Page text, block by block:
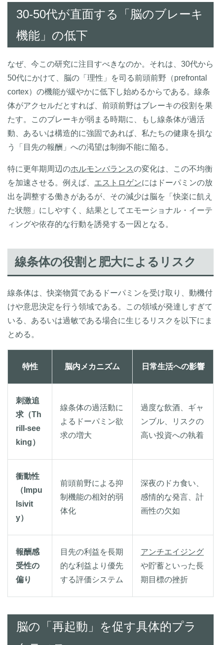
30-50代が直面する「脳のブレーキ
機能」の低下
なぜ、今この研究に注目すべきなのか。それは、30代から
50代にかけて、脳の「理性」を司る前頭前野（prefrontal
cortex）の機能が緩やかに低下し始めるからである。線条
体がアクセルだとすれば、前頭前野はブレーキの役割を果
たす。このブレーキが弱まる時期に、もし線条体が過活
動、あるいは構造的に強固であれば、私たちの健康を損な
う「目先の報酬」への渇望は制御不能に陥る。
特に更年期周辺のホルモンバランスの変化は、この不均衡
を加速させる。例えば、 エストロゲンにはドーパミンの放
出を調整する働きがあるが、その減少は脳を「快楽に飢え
た状態」にしやすく、結果としてエモーショナル・イーテ
ィングや依存的な行動を誘発する一因となる。
線条体の役割と肥大によるリスク
線条体は、快楽物質であるドーパミンを受け取り、動機付
けや意思決定を行う領域である。この領域が発達しすぎて
いる、あるいは過敏である場合に生じるリスクを以下にま
とめる。
特性 脳内メカニズム 日常生活への影響
刺激追
求（Th
rill-see
king）
線条体の過活動に
よるドーパミン欲
求の増大
過度な飲酒、ギャ
ンブル、リスクの
高い投資への執着
衝動性
（Impu
lsivit
y）
前頭前野による抑
制機能の相対的弱
体化
深夜のドカ食い、
感情的な発言、計
画性の欠如
報酬感
受性の
偏り
目先の利益を長期
的な利益より優先
する評価システム
アンチエイジング
や貯蓄といった長
期目標の挫折
脳の「再起動」を促す具体的プラ